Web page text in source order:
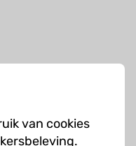
van cookies